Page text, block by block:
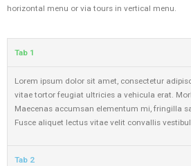
horizontal menu or via tours in vertical menu.
Tab 1
Lorem ipsum dolor sit amet, consectetur
vitae tortor feugiat ultricies a vehicula erat.
Maecenas accumsan elementum mi, fringilla
Fusce aliquet lectus vitae velit convallis
Tab 2